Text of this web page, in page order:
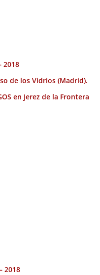
2018
de los Vidrios (Madrid).
en Jerez de la Frontera
2018